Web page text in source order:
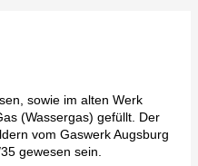
sowie im alten Werk
(Wassergas) gefüllt. Der
vom Gaswerk Augsburg
gewesen sein.